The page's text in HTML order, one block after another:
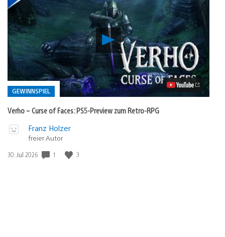
Verho
–
Curse
of
Faces:
PS5-
Preview
zum
Retro-
GEWINNSPIEL
Verho – Curse of Faces: PS5-Preview zum Retro-RPG
Veröffentlicht
Gewinnspiel
Franz Holzer
freier Autor
Veröffentlichungsdatum:
30. Jul 2026 1 3